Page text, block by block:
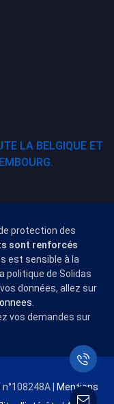
LA BELGIQUE ET
protection des
sont renforcés
est sensible à la
politique de Solidas
données, allez sur
vos demandes sur
|
Mentions